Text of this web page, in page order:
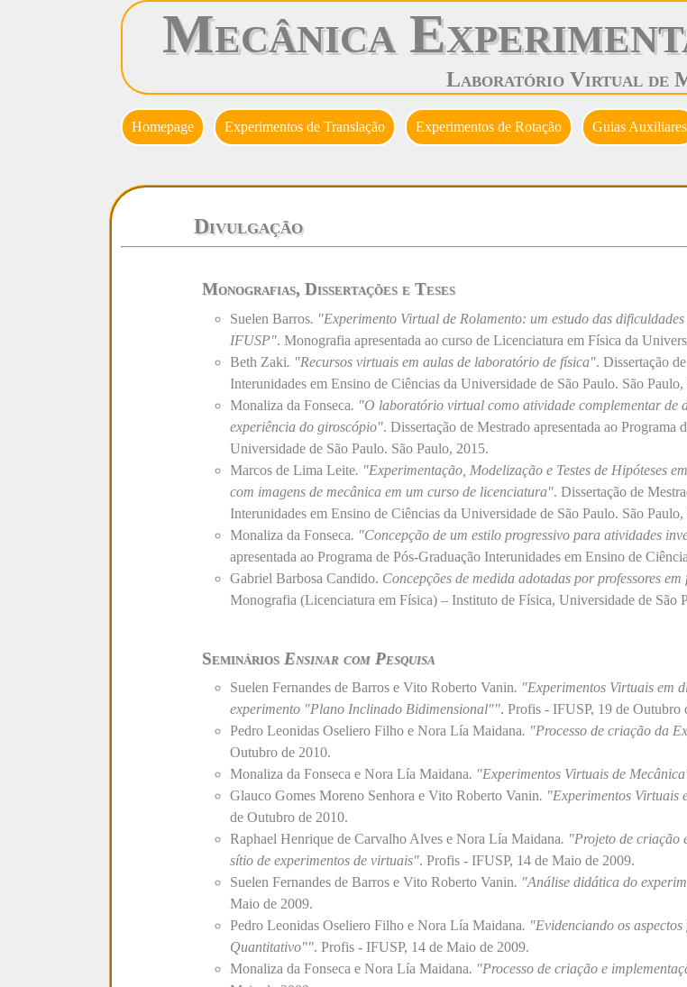
Mecânica
Laboratório Virtual de
Homepage Experimentos de Translação Experimentos de Rotação Guias Auxiliares
Divulgação
Monografias, Dissertações e Teses
Suelen Barros. "Experimento Virtual de Rolamento: um estudo das
IFUSP". Monografia apresentada ao curso de Licenciatura em Física da
Beth Zaki. "Recursos virtuais em aulas de laboratório de física". Dissertação
Interunidades em Ensino de Ciências da Universidade de São Paulo. São Paulo,
Monaliza da Fonseca. "O laboratório virtual como atividade complementar de
experiência do giroscópio". Dissertação de Mestrado apresentada ao
Universidade de São Paulo. São Paulo, 2015.
Marcos de Lima Leite. "Experimentação, Modelização e Testes de Hipóteses
com imagens de mecânica em um curso de licenciatura". Dissertação de
Interunidades em Ensino de Ciências da Universidade de São Paulo. São Paulo,
Monaliza da Fonseca. "Concepção de um estilo progressivo para atividades
apresentada ao Programa de Pós-Graduação Interunidades em Ensino de
Gabriel Barbosa Candido. Concepções de medida adotadas por professores
Monografia (Licenciatura em Física) – Instituto de Física, Universidade de São
Seminários Ensinar com Pesquisa
Suelen Fernandes de Barros e Vito Roberto Vanin. "Experimentos Virtuais em
experimento "Plano Inclinado Bidimensional"". Profis - IFUSP, 19 de Outubro
Pedro Leonidas Oseliero Filho e Nora Lía Maidana. "Processo de criação da
Outubro de 2010.
Monaliza da Fonseca e Nora Lía Maidana. "Experimentos Virtuais de
Glauco Gomes Moreno Senhora e Vito Roberto Vanin. "Experimentos Virtuais
de Outubro de 2010.
Raphael Henrique de Carvalho Alves e Nora Lía Maidana. "Projeto de criação
sítio de experimentos de virtuais". Profis - IFUSP, 14 de Maio de 2009.
Suelen Fernandes de Barros e Vito Roberto Vanin. "Análise didática do
Maio de 2009.
Pedro Leonidas Oseliero Filho e Nora Lía Maidana. "Evidenciando os
Quantitativo"". Profis - IFUSP, 14 de Maio de 2009.
Monaliza da Fonseca e Nora Lía Maidana. "Processo de criação e